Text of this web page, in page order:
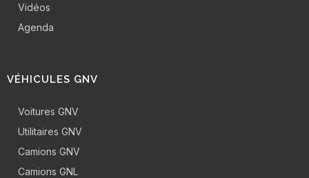
Vidéos
Agenda
VÉHICULES GNV
Voitures GNV
Utilitaires GNV
Camions GNV
Camions GNL